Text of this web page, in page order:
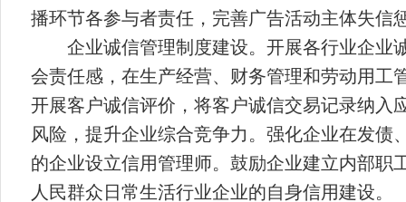
播环节各参与者责任，完善广告活动主体失信
企业诚信管理制度建设。开展各行业企业
会责任感，在生产经营、财务管理和劳动用工
开展客户诚信评价，将客户诚信交易记录纳入
风险，提升企业综合竞争力。强化企业在发
的企业设立信用管理师。鼓励企业建立内部
人民群众日常生活行业企业的自身信用建设。